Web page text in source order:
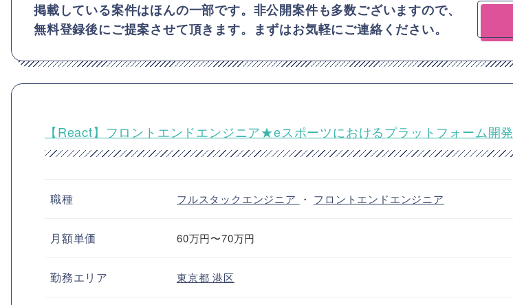
掲載している案件はほんの一部です。非公開案件も多数ございますので、
無料登録後にご提案させて頂きます。まずはお気軽にご連絡ください。
【React】フロントエンドエンジニア★eスポーツにおけるプラットフォーム開発
職種 フルスタックエンジニア ・ フロントエンドエンジニア
月額単価 60万円〜70万円
勤務エリア 東京都港区